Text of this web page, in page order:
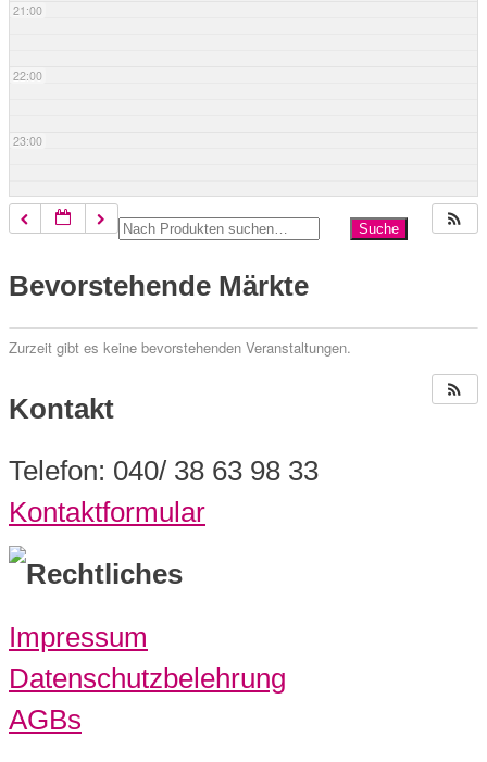
21:00
22:00
23:00
Bevorstehende Märkte
Zurzeit gibt es keine bevorstehenden Veranstaltungen.
Kontakt
Telefon: 040/ 38 63 98 33
Kontaktformular
Rechtliches
Impressum
Datenschutzbelehrung
AGBs